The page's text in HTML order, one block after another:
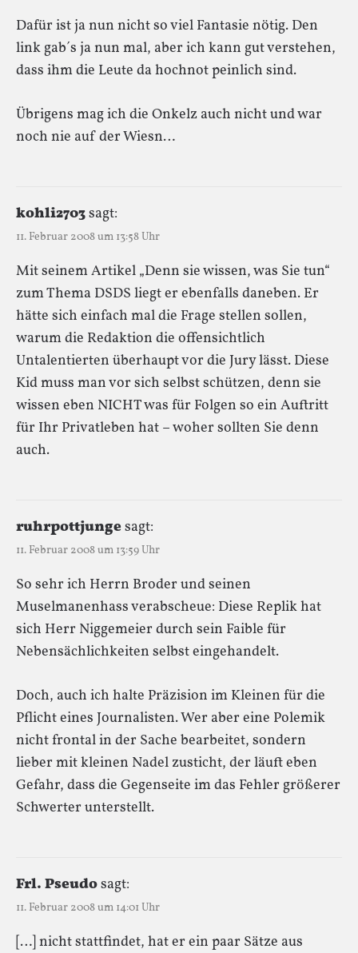
Dafür ist ja nun nicht so viel Fantasie nötig. Den
link gab´s ja nun mal, aber ich kann gut verstehen,
dass ihm die Leute da hochnot peinlich sind.
Übrigens mag ich die Onkelz auch nicht und war
noch nie auf der Wiesn…
kohli2703sagt:
11. Februar 2008 um 13:58 Uhr
Mit seinem Artikel „Denn sie wissen, was Sie tun“
zum Thema DSDS liegt er ebenfalls daneben. Er
hätte sich einfach mal die Frage stellen sollen,
warum die Redaktion die offensichtlich
Untalentierten überhaupt vor die Jury lässt. Diese
Kid muss man vor sich selbst schützen, denn sie
wissen eben NICHT was für Folgen so ein Auftritt
für Ihr Privatleben hat – woher sollten Sie denn
auch.
ruhrpottjungesagt:
11. Februar 2008 um 13:59 Uhr
So sehr ich Herrn Broder und seinen
Muselmanenhass verabscheue: Diese Replik hat
sich Herr Niggemeier durch sein Faible für
Nebensächlichkeiten selbst eingehandelt.
Doch, auch ich halte Präzision im Kleinen für die
Pflicht eines Journalisten. Wer aber eine Polemik
nicht frontal in der Sache bearbeitet, sondern
lieber mit kleinen Nadel zusticht, der läuft eben
Gefahr, dass die Gegenseite im das Fehler größerer
Schwerter unterstellt.
Frl. Pseudosagt:
11. Februar 2008 um 14:01 Uhr
[…] nicht stattfindet, hat er ein paar Sätze aus